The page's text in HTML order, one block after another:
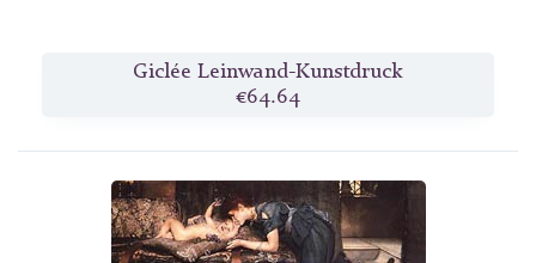
Giclée Leinwand-Kunstdruck
€64.64